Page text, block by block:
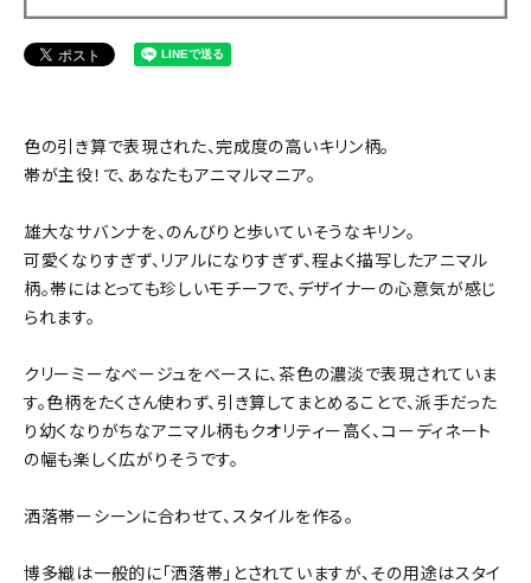
色の引き算で表現された、完成度の高いキリン柄。
帯が主役！で、あなたもアニマルマニア。
雄大なサバンナを、のんびりと歩いていそうなキリン。
可愛くなりすぎず、リアルになりすぎず、程よく描写したアニマル
柄。帯にはとっても珍しいモチーフで、デザイナーの心意気が感じ
られます。
クリーミーなベージュをベースに、茶色の濃淡で表現されていま
す。色柄をたくさん使わず、引き算してまとめることで、派手だった
り幼くなりがちなアニマル柄もクオリティー高く、コーディネート
の幅も楽しく広がりそうです。
洒落帯ーシーンに合わせて、スタイルを作る。
博多織は一般的に「洒落帯」とされていますが、その用途はスタイ